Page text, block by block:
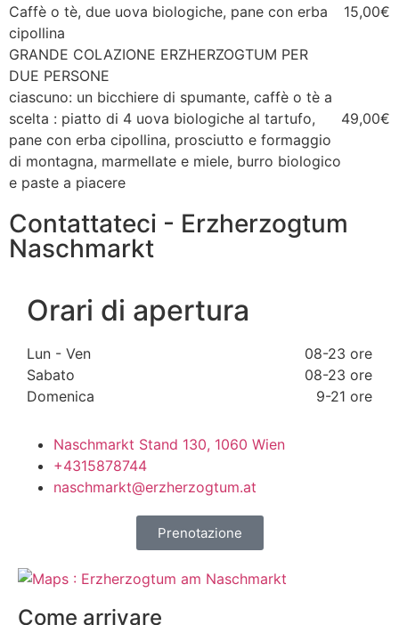
Caffè o tè, due uova biologiche, pane con erba
cipollina
15,00€
GRANDE COLAZIONE ERZHERZOGTUM PER
DUE PERSONE
ciascuno: un bicchiere di spumante, caffè o tè a
scelta : piatto di 4 uova biologiche al tartufo,
pane con erba cipollina, prosciutto e formaggio
di montagna, marmellate e miele, burro biologico
e paste a piacere
49,00€
Contattateci - Erzherzogtum
Naschmarkt
Orari di apertura
Lun - Ven
08-23 ore
Sabato
08-23 ore
Domenica
9-21 ore
Naschmarkt Stand 130, 1060 Wien
+4315878744
naschmarkt@erzherzogtum.at
Prenotazione
Come arrivare